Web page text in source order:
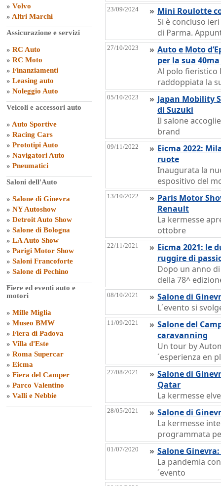
» Volvo
» Altri Marchi
Assicurazione e servizi
» RC Auto
» RC Moto
» Finanziamenti
» Leasing auto
» Noleggio Auto
Veicoli e accessori auto
» Auto Sportive
» Racing Cars
» Prototipi Auto
» Navigatori Auto
» Pneumatici
Saloni dell'Auto
» Salone di Ginevra
» NY Autoshow
» Detroit Auto Show
» Salone di Bologna
» LA Auto Show
» Parigi Motor Show
» Saloni Francoforte
» Salone di Pechino
Fiere ed eventi auto e
motori
» Mille Miglia
» Museo BMW
» Fiera di Padova
» Villa d'Este
» Roma Supercar
» Eicma
» Fiera del Camper
» Parco Valentino
» Valli e Nebbie
23/09/2024 » Mini Roulotte
Si è concluso
di Parma.
27/10/2023 » Auto e Moto
per la sua
Al polo fieristico
raddoppiata la
05/10/2023 » Japan Mobility
di Suzuki
Il salone
brand
09/11/2022 » Eicma 2022:
ruote
Inaugurata la
espositivo del
13/10/2022 » Paris Motor
Renault
La kermesse
ottobre
22/11/2021 » Eicma 2021: le
ruggire di
Dopo un anno
della 78^
08/10/2021 » Salone di
L´evento si
11/09/2021 » Salone del
caravanning
Un tour by
´esperienza en
27/08/2021 » Salone di
Qatar
La kermesse
28/05/2021 » Salone di
La kermesse
programmata
01/07/2020 » Salone
La pandemia
´evento